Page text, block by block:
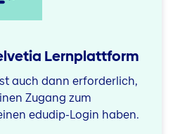
Lernplattform
auch dann erforderlich,
Zugang zum
edudip-Login haben.